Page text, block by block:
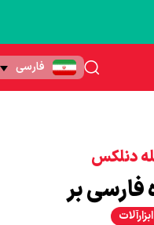
فارسی
دنلکس
فارسی بر